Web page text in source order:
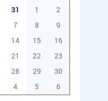
31 1
2
7 8
9
14 15
16
21 22
23
28 29
30
4 5 6